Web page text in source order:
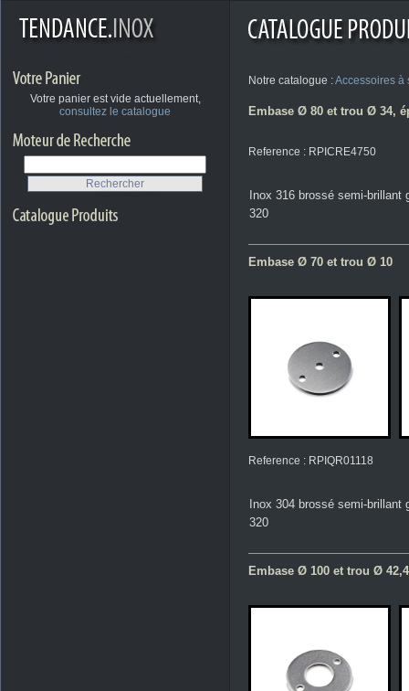
Votre panier est vide actuellement,
consultez le catalogue
Notre catalogue :Accessoires à
Embase Ø 80 et trou Ø 34,
Reference : RPICRE4750
Inox 316 brossé semi-brillant
320
Embase Ø 70 et trou Ø 10
Reference : RPIQR01118
Inox 304 brossé semi-brillant
320
Embase Ø 100 et trou Ø 42,4